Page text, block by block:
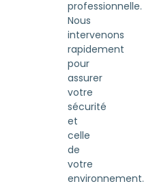
professionnelle.
Nous
intervenons
rapidement
pour
assurer
votre
sécurité
et
celle
de
votre
environnement.